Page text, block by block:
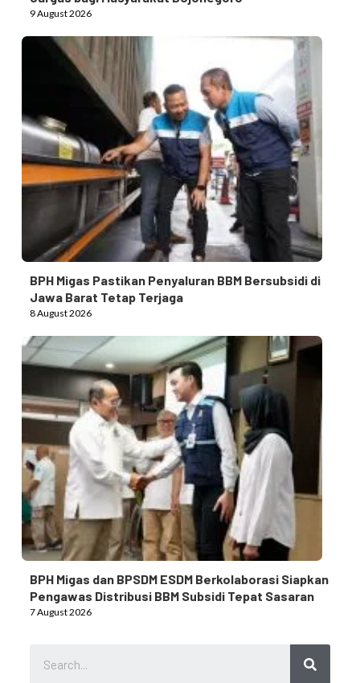
9 August 2026
BPH Migas Pastikan Penyaluran BBM Bersubsidi di
Jawa Barat Tetap Terjaga
8 August 2026
BPH Migas dan BPSDM ESDM Berkolaborasi Siapkan
Pengawas Distribusi BBM Subsidi Tepat Sasaran
7 August 2026